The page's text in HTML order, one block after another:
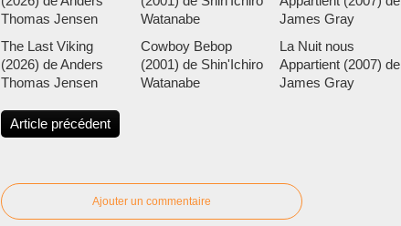
The Last Viking
(2026) de Anders
Thomas Jensen
Cowboy Bebop
(2001) de Shin'Ichiro
Watanabe
La Nuit nous
Appartient (2007) de
James Gray
Article précédent
Ajouter un commentaire